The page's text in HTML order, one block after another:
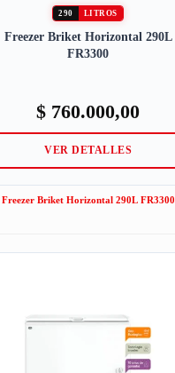
290 LITROS
Freezer Briket Horizontal 290L
FR3300
$ 760.000,00
VER DETALLES
Freezer Briket Horizontal 290L FR3300